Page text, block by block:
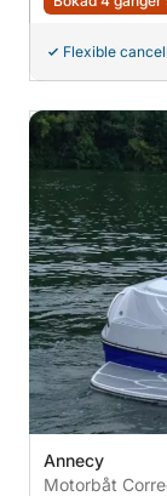
Flexible
Annecy
Motorbåt